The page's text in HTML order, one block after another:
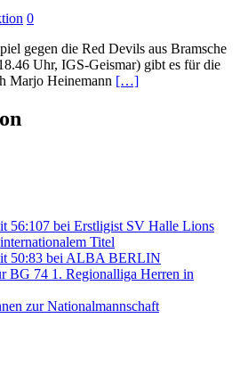
0
gegen die Red Devils aus Bramsche
Uhr, IGS-Geismar) gibt es für die
Marjo Heinemann […]
56:107 bei Erstligist SV Halle Lions
Titel
50:83 bei ALBA BERLIN
BG 74 1. Regionalliga Herren in
zur Nationalmannschaft